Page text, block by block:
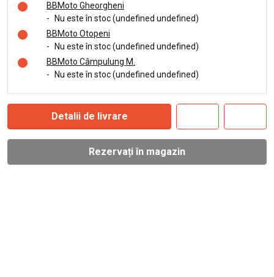
BBMoto Gheorgheni
-
Nu este în stoc (undefined undefined)
BBMoto Otopeni
-
Nu este în stoc (undefined undefined)
BBMoto Câmpulung M.
-
Nu este în stoc (undefined undefined)
Detalii de livrare
Rezervați în magazin